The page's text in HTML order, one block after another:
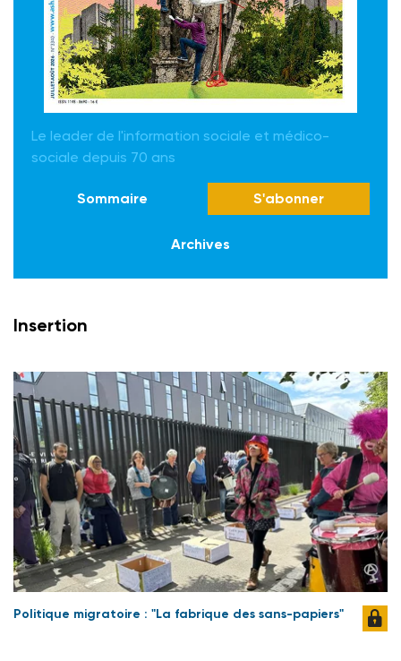
Le leader de l'information sociale et médico-
sociale depuis 70 ans
Sommaire S'abonner
Archives
Insertion
Politique migratoire : "La fabrique des sans-papiers"